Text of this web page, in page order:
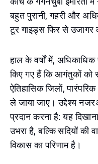
बहुत पुरानी, गहरी और
टूर गाइड्स फिर से उजागर
हाल के वर्षों में,
किए गए हैं कि आगंतुकों को
ऐतिहासिक जिलों,
ले जाया जाए। उद्देश्य
प्रदान करना है: यह
उभरा है, बल्कि सदियों की
विकास का परिणाम है।